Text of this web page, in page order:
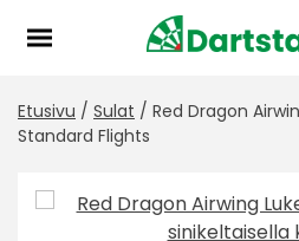
Etusivu / Sulat / Red Dragon
Standard Flights